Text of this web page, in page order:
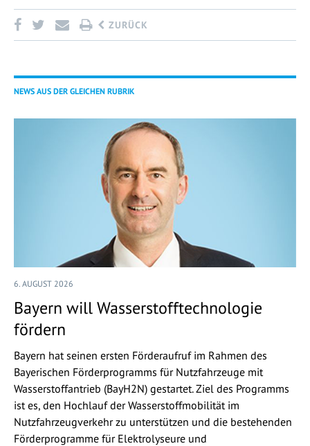
ZURÜCK
NEWS AUS DER GLEICHEN RUBRIK
6. AUGUST 2026
Bayern will Wasserstofftechnologie
fördern
Bayern hat seinen ersten Förderaufruf im Rahmen des
Bayerischen Förderprogramms für Nutzfahrzeuge mit
Wasserstoffantrieb (BayH2N) gestartet. Ziel des Programms
ist es, den Hochlauf der Wasserstoffmobilität im
Nutzfahrzeugverkehr zu unterstützen und die bestehenden
Förderprogramme für Elektrolyseure und